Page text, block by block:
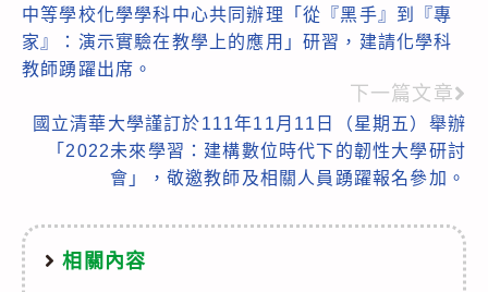
articles
中等學校化學學科中心共同辦理「從『黑手』到『專
家』：演示實驗在教學上的應用」研習，建請化學科
教師踴躍出席。
下一篇文章
國立清華大學謹訂於111年11月11日（星期五）舉辦
「2022未來學習：建構數位時代下的韌性大學研討
會」，敬邀教師及相關人員踴躍報名參加。
相關內容